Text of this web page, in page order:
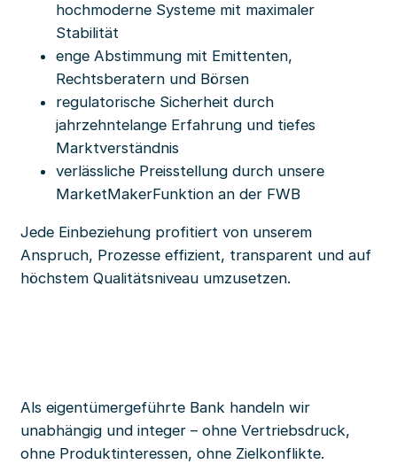
hochmoderne Systeme mit maximaler
Stabilität
enge Abstimmung mit Emittenten,
Rechtsberatern und Börsen
regulatorische Sicherheit durch
jahrzehntelange Erfahrung und tiefes
Marktverständnis
verlässliche Preisstellung durch unsere
MarketMakerFunktion an der FWB
Jede Einbeziehung profitiert von unserem
Anspruch, Prozesse effizient, transparent und auf
höchstem Qualitätsniveau umzusetzen.
Als eigentümergeführte Bank handeln wir
unabhängig und integer – ohne Vertriebsdruck,
ohne Produktinteressen, ohne Zielkonflikte.